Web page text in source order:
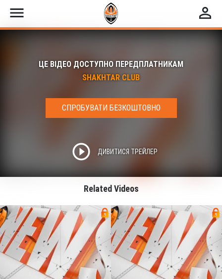
menu perm_identity
ЦЕ ВІДЕО ДОСТУПНО ПЕРЕДПЛАТНИКАМ
SHAKHTAR CLUB
СПРОБУВАТИ БЕЗКОШТОВНО
play_circle_outline ДИВИТИСЯ ТРЕЙЛЕР
Related Videos